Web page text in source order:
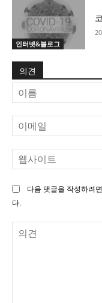
인터넷&블로그
의견
다음 댓글을 작성하려
다.